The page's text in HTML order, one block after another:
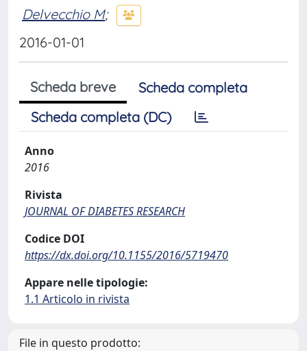
Delvecchio M;
2016-01-01
Scheda breve
Scheda completa
Scheda completa (DC)
Anno
2016
Rivista
JOURNAL OF DIABETES RESEARCH
Codice DOI
https://dx.doi.org/10.1155/2016/5719470
Appare nelle tipologie:
1.1 Articolo in rivista
File in questo prodotto: